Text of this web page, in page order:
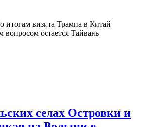
итогам визита Трампа в Китай
остается Тайвань
селах Островки и